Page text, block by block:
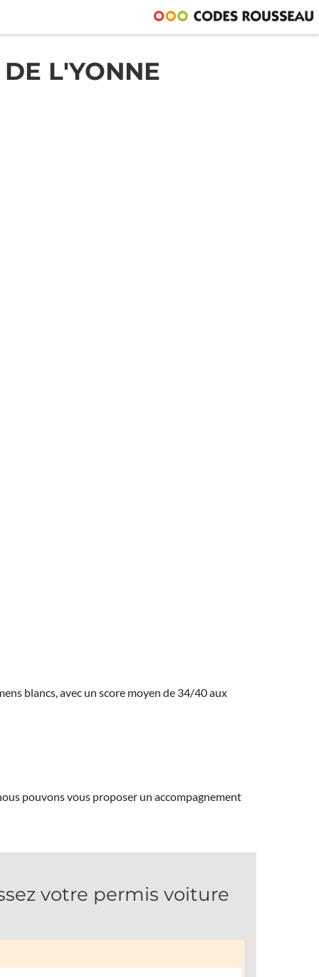
L'YONNE
blancs, avec un score moyen de 34/40 aux
pouvons vous proposer un accompagnement
votre permis voiture